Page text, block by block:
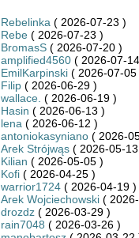
Rebelinka ( 2026-07-23 )
Rebe( 2026-07-23 )
BromasS( 2026-07-20 )
amplified4560( 2026-07-
EmilKarpinski( 2026-07-05
Filip( 2026-06-29 )
wallace. ( 2026-06-19 )
Hasin ( 2026-06-13 )
lena ( 2026-06-12 )
antoniokasyniano( 2026-
Arek Strójwąs( 2026-05-
Kilian ( 2026-05-05 )
Kofi( 2026-04-25 )
warrior1724( 2026-04-19 )
Arek Wojciechowski(
drozdz( 2026-03-29 )
rain7048 ( 2026-03-26 )